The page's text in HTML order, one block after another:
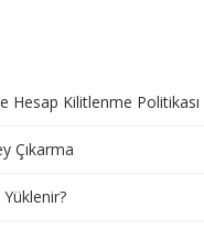
Hesap Kilitlenme Politikası
Çıkarma